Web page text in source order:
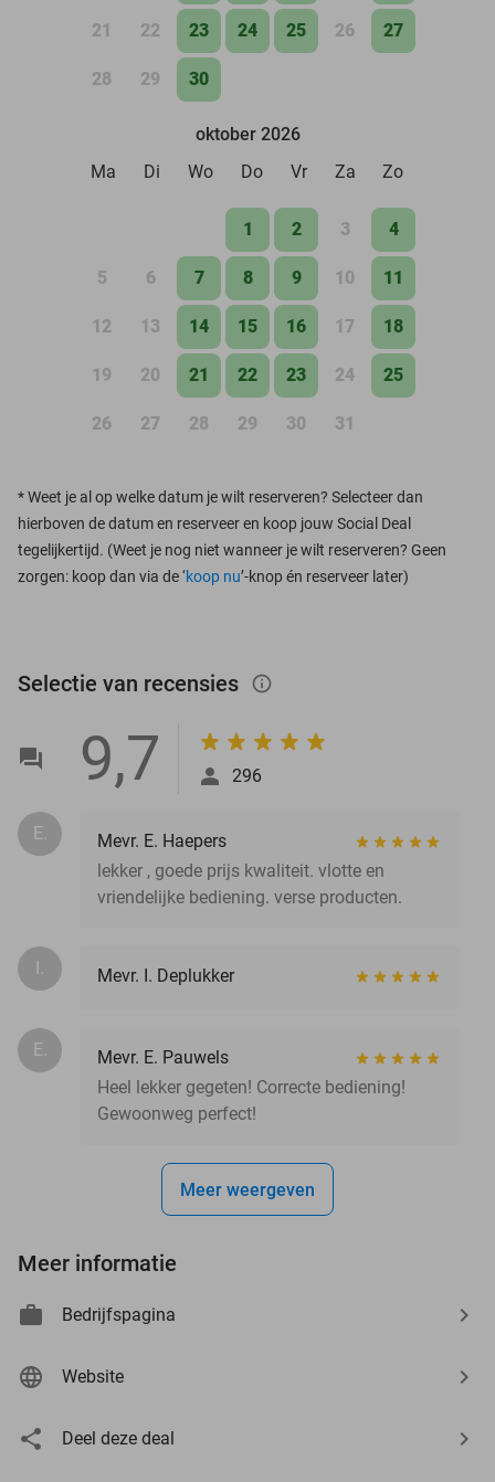
21 22 23 24 25 26 27
28 29 30
oktober 2026
Ma
Di Wo Do Vr Za Zo
1 2 3 4
5 6 7 8 9 10 11
12 13 14 15 16 17 18
19 20 21 22 23 24 25
26 27 28 29 30 31
*Weet je al op welke datum je wilt reserveren? Selecteer dan
hierboven de datum en reserveer en koop jouw Social Deal
tegelijkertijd. (Weet je nog niet wanneer je wilt reserveren? Geen
zorgen: koop dan via de ‘koop nu’-knop én reserveer later)
Selectie van recensies info_outlined
9,7 296
E.
Mevr. E. Haepers
lekker , goede prijs kwaliteit. vlotte en
vriendelijke bediening. verse producten.
I. Mevr. I. Deplukker
E.
Mevr. E. Pauwels
Heel lekker gegeten! Correcte bediening!
Gewoonweg perfect!
Meer weergeven
Meer informatie
Bedrijfspagina
Website
Deel deze deal